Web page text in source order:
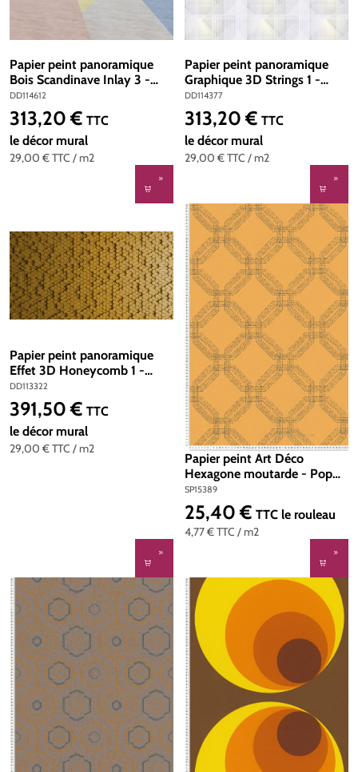
Papier peint panoramique
Bois Scandinave Inlay 3 -
Référence DD114612 - Intissé
200g/m2 - Standard 400 x
270
DD114612
29,00 €TTC / m2
Prix régulier :
313,20 € TTC
le décor mural
Papier peint panoramique
Graphique 3D Strings 1 -
Référence DD114377 - Intissé
200g/m2 - Standard 400 x
270
DD114377
29,00 €TTC / m2
Prix régulier :
313,20 € TTC
le décor mural
Papier peint panoramique
Effet 3D Honeycomb 1 -
Référence DD113322 - Intissé
200g/m2 - Standard 500 x
270
DD113322
29,00 €TTC / m2
Prix régulier :
391,50 € TTC
le décor mural
Papier peint Art Déco
Hexagone moutarde - Pop
Style d'AS Création | Réf.
SP15389
SP15389
4,77 €TTC / m2
Prix régulier :
25,40 € TTC le rouleau